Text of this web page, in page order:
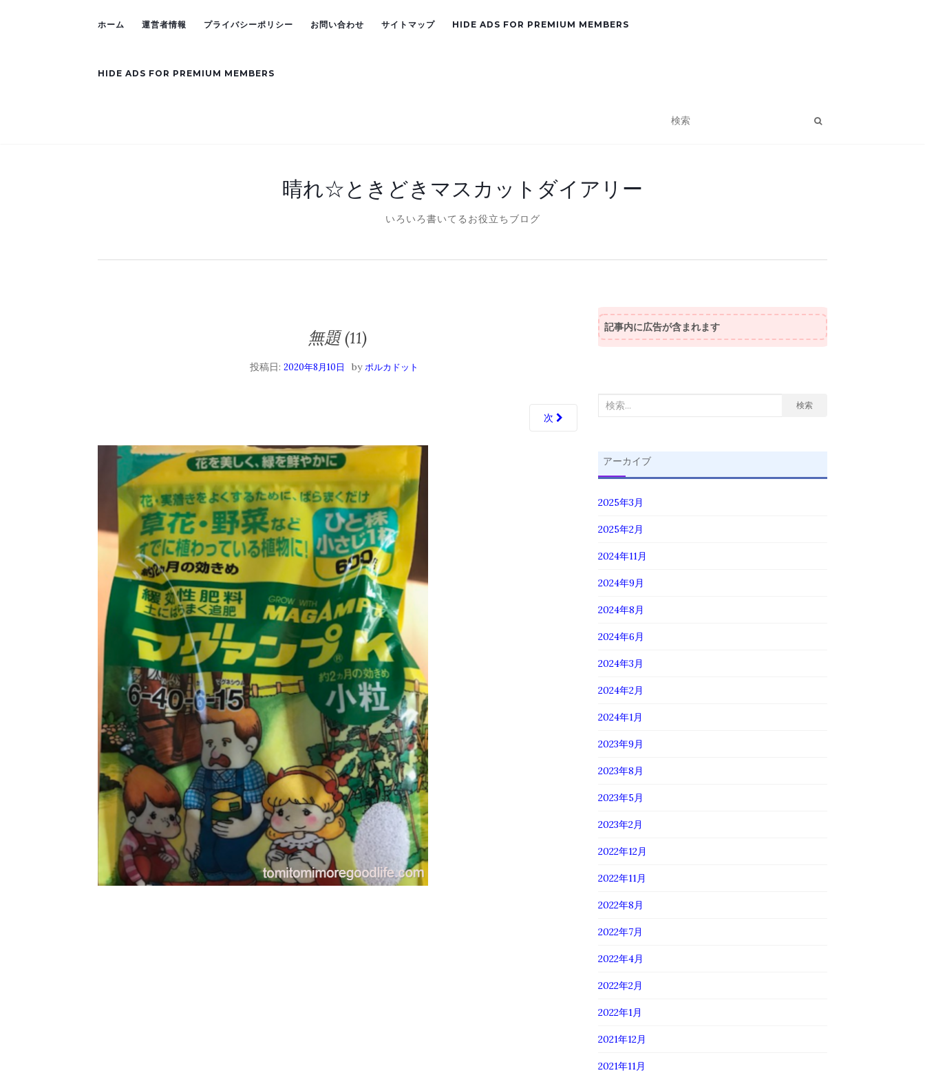
ホーム 運営者情報 プライバシーポリシー お問い合わせ サイトマップ HIDE ADS FOR PREMIUM MEMBERS
HIDE ADS FOR PREMIUM MEMBERS
晴れ☆ときどきマスカットダイアリー
いろいろ書いてるお役立ちブログ
無題 (11)
投稿日: 2020年8月10日 byポルカドット
次
記事内に広告が含まれます
検
象:
検索
アーカイブ
2025年3月
2025年2月
2024年11月
2024年9月
2024年8月
2024年6月
2024年3月
2024年2月
2024年1月
2023年9月
2023年8月
2023年5月
2023年2月
2022年12月
2022年11月
2022年8月
2022年7月
2022年4月
2022年2月
2022年1月
2021年12月
2021年11月